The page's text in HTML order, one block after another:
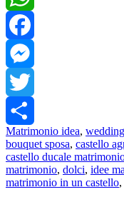
WhatsApp
Facebook
Messenger
Twitter
Share
Matrimonio idea,
bouquet sposa, castello
castello ducale
matrimonio, dolci, idee
matrimonio in un castello,